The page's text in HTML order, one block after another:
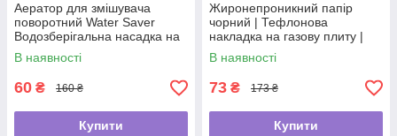
Аератор для змішувача
поворотний Water Saver
Водозберігальна насадка на
кран
В наявності
60 ₴ 160 ₴
Купити
Жиронепроникний папір
чорний | Тефлонова
накладка на газову плиту |
Захисний папір для плити
В наявності
73 ₴ 173 ₴
Купити